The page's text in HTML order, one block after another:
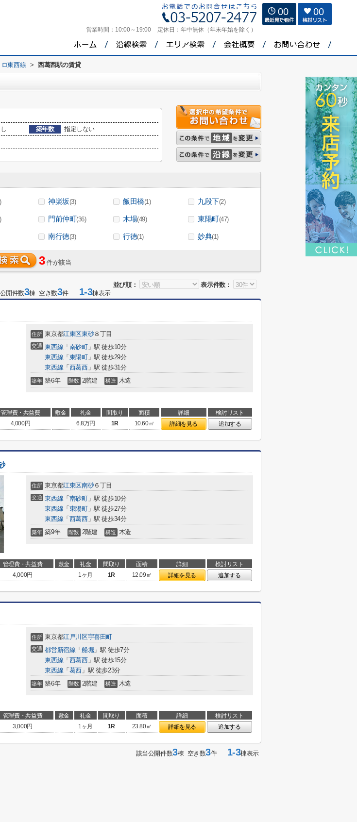
営業時間： 10:00～19:00 定休日： 年中無休（年末年始を除く）
00 00
東西線 > 西葛西駅の賃貸
築年数
指定しない
神楽坂(3) 飯田橋(1) 九段下(2)
門前仲町(36) 木場(49) 東陽町(47)
南行徳(3) 行徳(1) 妙典(1)
3 件が該当
並び順：
表示件数：
開件数3棟 空き数3件 1-3棟表示
住所 東京都江東区東砂８丁目
交通 東西線 「 南砂町」駅 徒歩10分
東西線 「 東陽町」駅 徒歩29分
東西線 「 西葛西」駅 徒歩31分
築年 築6年 階数 2階建 構造 木造
管理費・共益費 敷金 礼金 間取り 面積 詳細
検討リスト
4,000円 6.8万円 1R 10.60㎡ 詳細を見る 追加する
住所 東京都江東区南砂６丁目
交通 東西線 「 南砂町」駅 徒歩10分
東西線 「 東陽町」駅 徒歩27分
東西線 「 西葛西」駅 徒歩34分
築年 築9年 階数 2階建 構造 木造
管理費・共益費 敷金 礼金 間取り 面積 詳細
検討リスト
4,000円 1ヶ月 1R 12.09㎡ 詳細を見る 追加する
住所 東京都江戸川区宇喜田町
交通 都営新宿線 「 船堀 」駅 徒歩7分
東西線 「 西葛西」駅 徒歩15分
東西線 「 葛西 」駅 徒歩23分
築年 築6年 階数 2階建 構造 木造
管理費・共益費 敷金 礼金 間取り 面積 詳細
検討リスト
3,000円 1ヶ月 1R 23.80㎡ 詳細を見る 追加する
該当公開件数3棟 空き数3件1-3棟表示